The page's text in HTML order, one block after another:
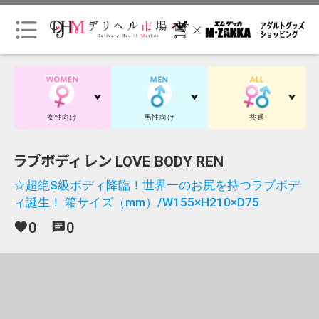
会
員
ロ
イ
会
員
（無
女性向け 男性向け 共通
ラブボディ レン LOVE BODY REN
☆超絶S級ボディ降臨！世界一のお尻を持つラブボデ
ィ誕生！ 箱サイズ（mm）/W155×H210×D75
favorite0 chat0